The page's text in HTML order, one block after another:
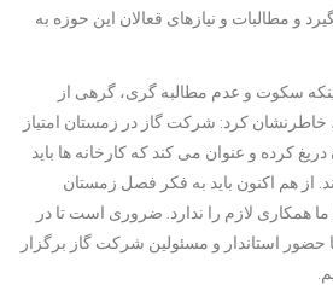
و مطالبات و نیازهای قعالان این حوزه به
سکوت و عدم مطالبه گری، گرهی از
کرد: شرکت گاز در زمستان امتیاز
کرده و عنوان می کند که کارخانه ها باید
از هم اکنون باید به فکر فصل زمستان
همکاری لازم را ندارد. ضروری است تا در
استاندار و مسئولین شرکت گاز برگزار